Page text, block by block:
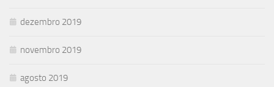
dezembro 2019
novembro 2019
agosto 2019